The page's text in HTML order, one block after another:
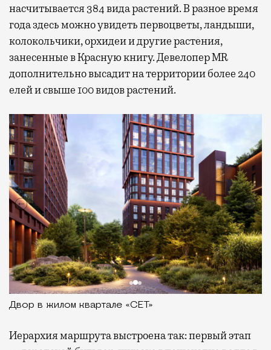
насчитывается 384 вида растений. В разное время
года здесь можно увидеть первоцветы, ландыши,
колокольчики, орхидеи и другие растения,
занесенные в Красную книгу. Девелопер MR
дополнительно высадит на территории более 240
елей и свыше 100 видов растений.
Двор в жилом квартале «СЕТ»
Иерархия маршрута выстроена так: первый этап